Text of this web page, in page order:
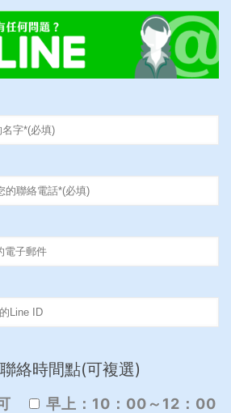
絡時間點(可複選)
早上：10：00～12：00